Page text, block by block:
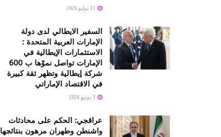
السفير الايطالي لدى دولة
الإمارات العربية المتحدة :
الاستثمارات الإيطالية في
الإمارات تواصل نموّها ب 600
شركة إيطالية وتظهر ثقة كبيرة
في الاقتصاد الإماراتي
عراقجي: الحكم على محادثات
واشنطن وطهران مرهون بنتائجها